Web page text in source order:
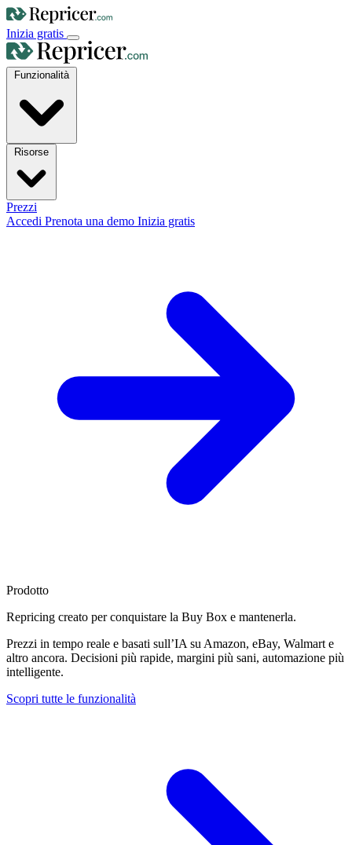
Inizia gratis
Funzionalità
Prezzi
Accedi Prenota una demo Inizia gratis
Prodotto
Repricing creato perconquistare la Buy Box e mantenerla.
Prezzi in tempo reale e basati sull’IA su Amazon, eBay, Walmart e
altro ancora. Decisioni più rapide, margini più sani, automazione più
intelligente.
Scopri tutte le funzionalità